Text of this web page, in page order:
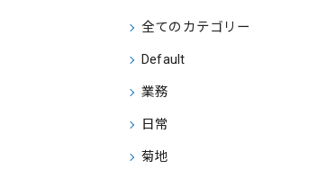
全てのカテゴリー
Default
業務
日常
菊地